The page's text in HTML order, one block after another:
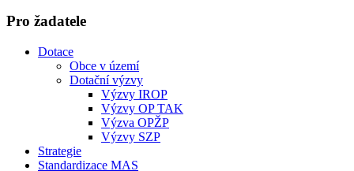
Pro žadatele
Dotace
Obce v území
Dotační výzvy
Výzvy IROP
Výzvy OP TAK
Výzva OPŽP
Výzvy SZP
Strategie
Standardizace MAS